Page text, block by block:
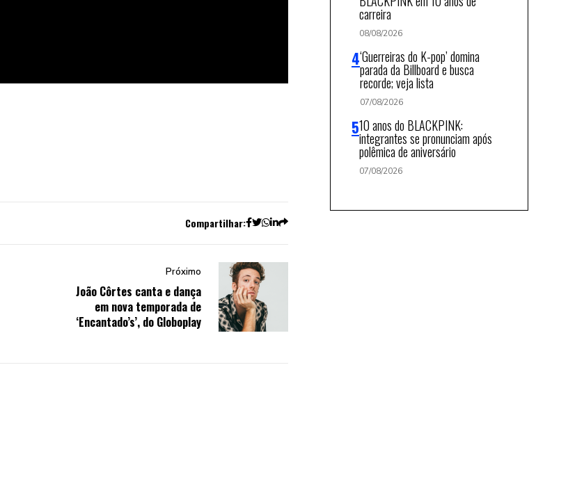
Compartilhar:
Próximo
João Côrtes canta e dança
em nova temporada de
‘Encantado’s’, do Globoplay
carreira
08/08/2026
‘Guerreiras do K-pop’ domina
parada da Billboard e busca
recorde; veja lista
07/08/2026
10 anos do BLACKPINK:
integrantes se pronunciam após
polêmica de aniversário
07/08/2026